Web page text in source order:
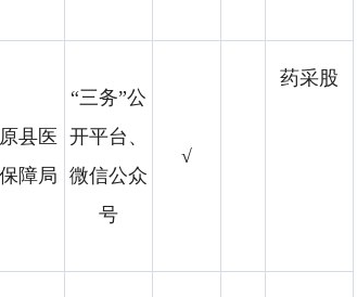
县医
障局
“三务”公
开平台、
微信公众
号
√
药采股